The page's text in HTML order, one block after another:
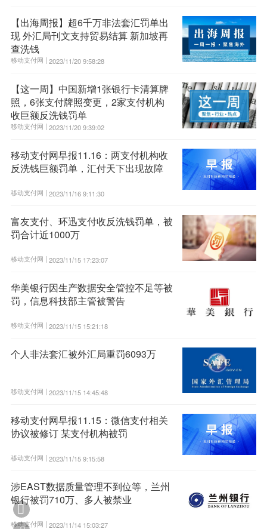
【出海周报】超6千万非法套汇罚单出
现 外汇局刊文支持贸易结算 新加坡再
查洗钱
移动支付网 | 2023/11/20 9:58:28
【这一周】中国新增1张银行卡清算牌
照，6张支付牌照变更，2家支付机构
收巨额反洗钱罚单
移动支付网 | 2023/11/20 9:39:02
移动支付网早报11.16：两支付机构收
反洗钱巨额罚单，汇付天下出现故障
移动支付网 | 2023/11/16 9:11:30
富友支付、环迅支付收反洗钱罚单，被
罚合计近1000万
移动支付网 | 2023/11/15 17:23:07
华美银行因生产数据安全管控不足等被
罚，信息科技部主管被警告
移动支付网 | 2023/11/15 15:21:18
个人非法套汇被外汇局重罚6093万
移动支付网 | 2023/11/15 14:45:48
移动支付网早报11.15：微信支付相关
协议被修订 某支付机构被罚
移动支付网 | 2023/11/15 9:15:58
涉EAST数据质量管理不到位等，兰州
银行被罚710万、多人被禁业
移动支付网 | 2023/11/14 15:03:27
